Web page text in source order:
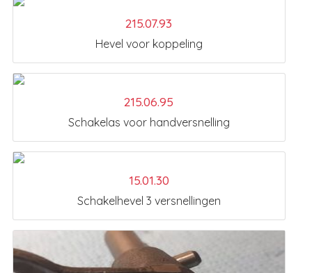
215.07.93
Hevel voor koppeling
215.06.95
Schakelas voor handversnelling
15.01.30
Schakelhevel 3 versnellingen